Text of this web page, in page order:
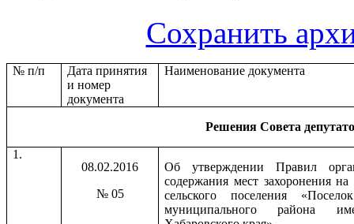
Сохранить
№ п/п
Дата принятия
и номер
документа
Наименование документа
Решения Совета
1.
08.02.2016
№ 05
Об утверждении Правил
содержания мест захоронения на
сельского поселения
муниципального района